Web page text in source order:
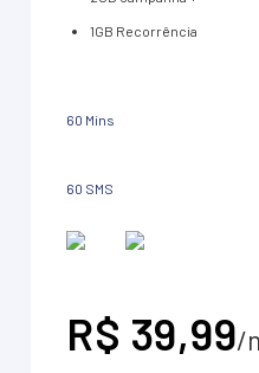
1GB Recorrência
60 Mins
60 SMS
R$ 39,99/